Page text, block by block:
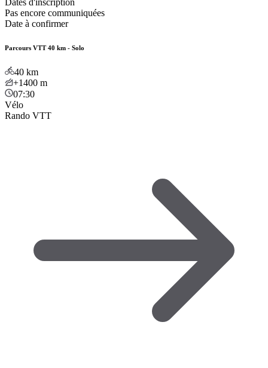
Pas encore communiquées
Date à confirmer
Parcours VTT 40 km - Solo
40 km
+1400 m
07:30
Vélo
Rando VTT